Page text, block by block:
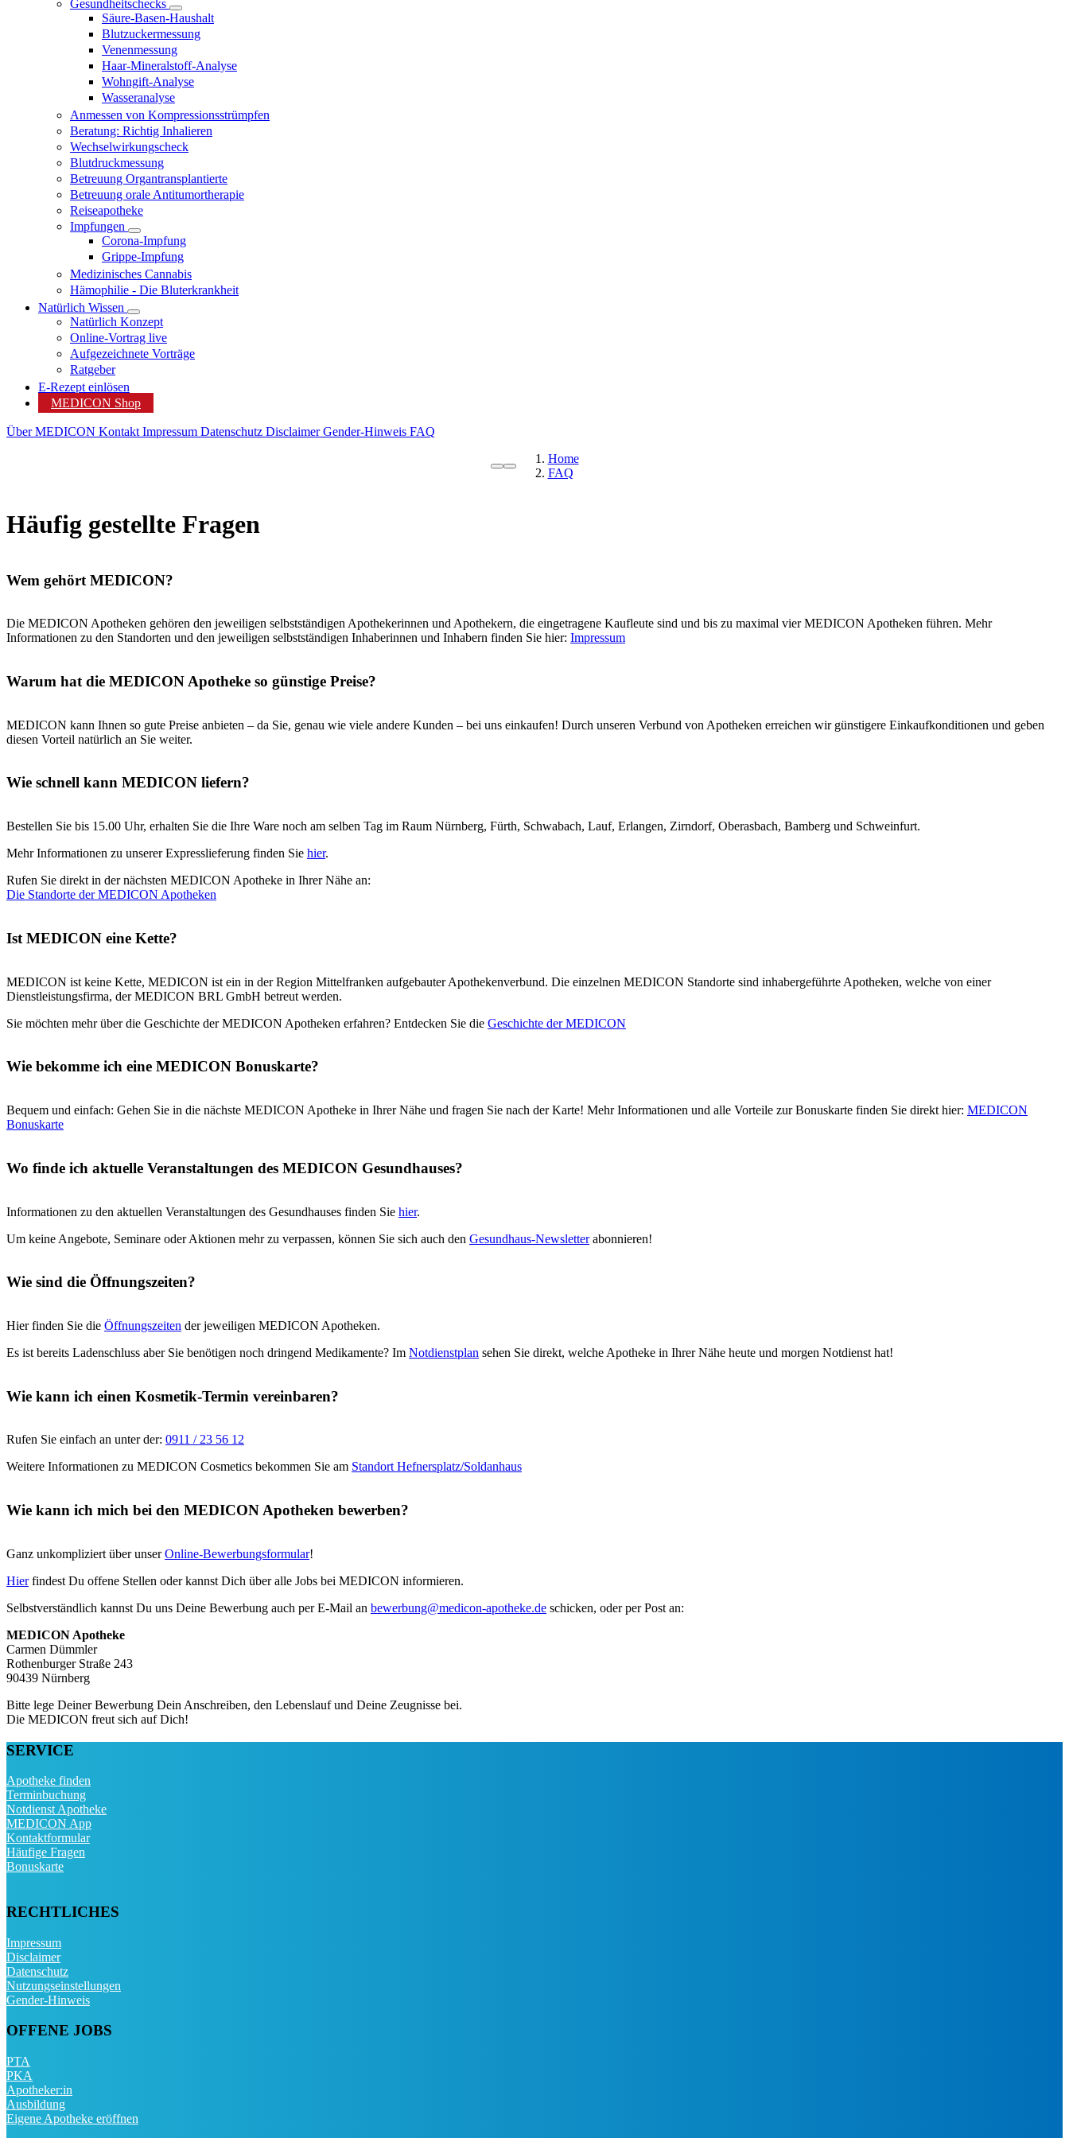
Gesundheitschecks
Säure-Basen-Haushalt
Blutzuckermessung
Venenmessung
Haar-Mineralstoff-Analyse
Wohngift-Analyse
Wasseranalyse
Anmessen von Kompressionsstrümpfen
Beratung: Richtig Inhalieren
Wechselwirkungscheck
Blutdruckmessung
Betreuung Organtransplantierte
Betreuung orale Antitumortherapie
Reiseapotheke
Impfungen
Corona-Impfung
Grippe-Impfung
Medizinisches Cannabis
Hämophilie - Die Bluterkrankheit
Natürlich Wissen
Natürlich Konzept
Online-Vortrag live
Aufgezeichnete Vorträge
Ratgeber
E-Rezept einlösen
MEDICON Shop
Über MEDICON Kontakt Impressum Datenschutz DisclaimerGender-Hinweis FAQ
Home
FAQ
Häufig gestellte Fragen
Wem gehört MEDICON?
Die MEDICON Apotheken gehören den jeweiligen selbstständigen Apothekerinnen und Apothekern, die eingetragene Kaufleute sind und bis zu maximal vier MEDICON Apotheken führen. Mehr
Informationen zu den Standorten und den jeweiligen selbstständigen Inhaberinnen und Inhabern finden Sie hier: Impressum
Warum hat die MEDICON Apotheke so günstige Preise?
MEDICON kann Ihnen so gute Preise anbieten – da Sie, genau wie viele andere Kunden – bei uns einkaufen! Durch unseren Verbund von Apotheken erreichen wir günstigere Einkaufkonditionen und geben
diesen Vorteil natürlich an Sie weiter.
Wie schnell kann MEDICON liefern?
Bestellen Sie bis 15.00 Uhr, erhalten Sie die Ihre Ware noch am selben Tag im Raum Nürnberg, Fürth, Schwabach, Lauf, Erlangen, Zirndorf, Oberasbach, Bamberg und Schweinfurt.
Mehr Informationen zu unserer Expresslieferung finden Sie hier.
Rufen Sie direkt in der nächsten MEDICON Apotheke in Ihrer Nähe an:
Die Standorte der MEDICON Apotheken
Ist MEDICON eine Kette?
MEDICON ist keine Kette, MEDICON ist ein in der Region Mittelfranken aufgebauter Apothekenverbund. Die einzelnen MEDICON Standorte sind inhabergeführte Apotheken, welche von einer
Dienstleistungsfirma, der MEDICON BRL GmbH betreut werden.
Sie möchten mehr über die Geschichte der MEDICON Apotheken erfahren? Entdecken Sie die Geschichte der MEDICON
Wie bekomme ich eine MEDICON Bonuskarte?
Bequem und einfach: Gehen Sie in die nächste MEDICON Apotheke in Ihrer Nähe und fragen Sie nach der Karte! Mehr Informationen und alle Vorteile zur Bonuskarte finden Sie direkt hier: MEDICON
Bonuskarte
Wo finde ich aktuelle Veranstaltungen des MEDICON Gesundhauses?
Informationen zu den aktuellen Veranstaltungen des Gesundhauses finden Sie hier.
Um keine Angebote, Seminare oder Aktionen mehr zu verpassen, können Sie sich auch den Gesundhaus-Newsletterabonnieren!
Wie sind die Öffnungszeiten?
Hier finden Sie die Öffnungszeiten der jeweiligen MEDICON Apotheken.
Es ist bereits Ladenschluss aber Sie benötigen noch dringend Medikamente? Im Notdienstplan sehen Sie direkt, welche Apotheke in Ihrer Nähe heute und morgen Notdienst hat!
Wie kann ich einen Kosmetik-Termin vereinbaren?
Rufen Sie einfach an unter der: 0911 / 23 56 12
Weitere Informationen zu MEDICON Cosmetics bekommen Sie am Standort Hefnersplatz/Soldanhaus
Wie kann ich mich bei den MEDICON Apotheken bewerben?
Ganz unkompliziert über unserOnline-Bewerbungsformular!
Hierfindest Du offene Stellen oder kannst Dich über alle Jobs bei MEDICON informieren.
Selbstverständlich kannst Du uns Deine Bewerbung auch per E-Mail an bewerbung@medicon-apotheke.de schicken, oder per Post an:
MEDICON Apotheke
Carmen Dümmler
Rothenburger Straße 243
90439 Nürnberg
Bitte lege Deiner Bewerbung Dein Anschreiben, den Lebenslauf und Deine Zeugnisse bei.
Die MEDICON freut sich auf Dich!
SERVICE
Apotheke finden
Terminbuchung
Notdienst Apotheke
MEDICON App
Kontaktformular
Häufige Fragen
Bonuskarte
RECHTLICHES
Impressum
Disclaimer
Datenschutz
Nutzungseinstellungen
Gender-Hinweis
OFFENE JOBS
PTA
PKA
Apotheker:in
Ausbildung
Eigene Apotheke eröffnen